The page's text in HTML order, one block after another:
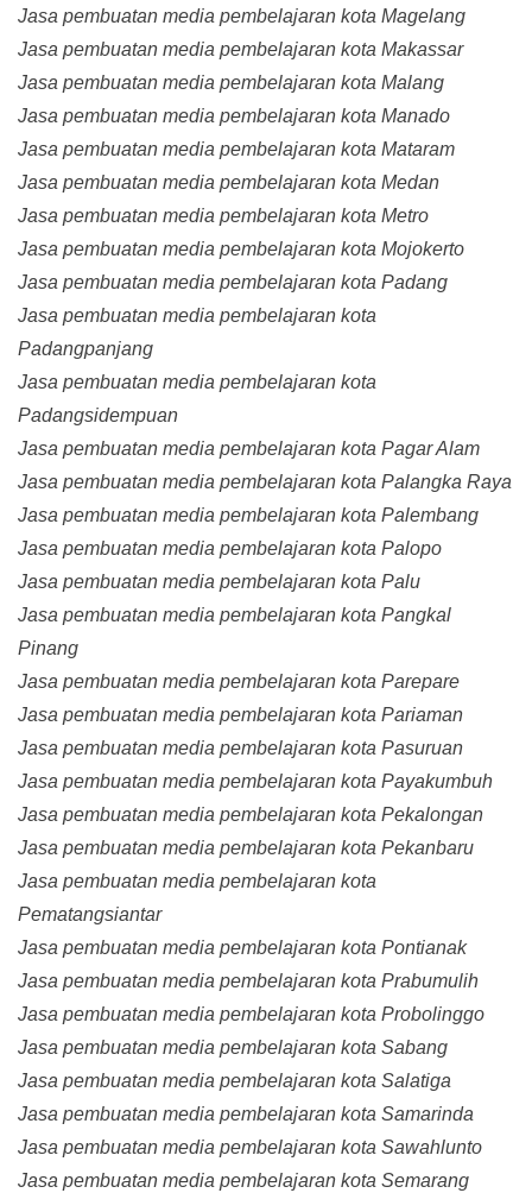
Jasa pembuatan media pembelajaran kota Magelang
Jasa pembuatan media pembelajaran kota Makassar
Jasa pembuatan media pembelajaran kota Malang
Jasa pembuatan media pembelajaran kota Manado
Jasa pembuatan media pembelajaran kota Mataram
Jasa pembuatan media pembelajaran kota Medan
Jasa pembuatan media pembelajaran kota Metro
Jasa pembuatan media pembelajaran kota Mojokerto
Jasa pembuatan media pembelajaran kota Padang
Jasa pembuatan media pembelajaran kota
Padangpanjang
Jasa pembuatan media pembelajaran kota
Padangsidempuan
Jasa pembuatan media pembelajaran kota Pagar Alam
Jasa pembuatan media pembelajaran kota Palangka Raya
Jasa pembuatan media pembelajaran kota Palembang
Jasa pembuatan media pembelajaran kota Palopo
Jasa pembuatan media pembelajaran kota Palu
Jasa pembuatan media pembelajaran kota Pangkal
Pinang
Jasa pembuatan media pembelajaran kota Parepare
Jasa pembuatan media pembelajaran kota Pariaman
Jasa pembuatan media pembelajaran kota Pasuruan
Jasa pembuatan media pembelajaran kota Payakumbuh
Jasa pembuatan media pembelajaran kota Pekalongan
Jasa pembuatan media pembelajaran kota Pekanbaru
Jasa pembuatan media pembelajaran kota
Pematangsiantar
Jasa pembuatan media pembelajaran kota Pontianak
Jasa pembuatan media pembelajaran kota Prabumulih
Jasa pembuatan media pembelajaran kota Probolinggo
Jasa pembuatan media pembelajaran kota Sabang
Jasa pembuatan media pembelajaran kota Salatiga
Jasa pembuatan media pembelajaran kota Samarinda
Jasa pembuatan media pembelajaran kota Sawahlunto
Jasa pembuatan media pembelajaran kota Semarang